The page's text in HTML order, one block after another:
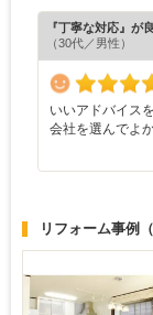
『丁寧な対応』が
（30代／男性）
いいアドバイス
会社を選んでよ
リフォーム事例